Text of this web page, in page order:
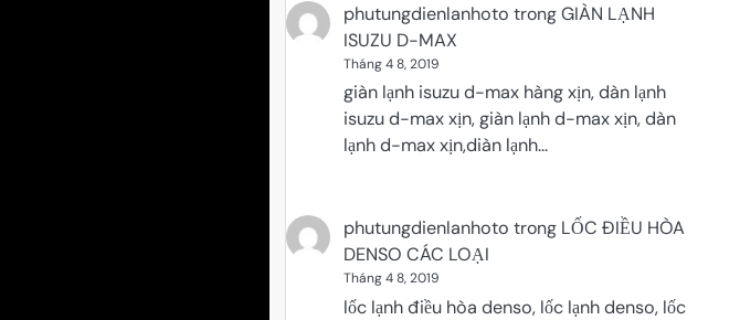
phutungdienlanhoto trongGIÀN LẠNH
ISUZU D-MAX
Tháng 4 8, 2019
giàn lạnh isuzu d-max hàng xịn, dàn lạnh
isuzu d-max xịn, giàn lạnh d-max xịn, dàn
lạnh d-max xịn,diàn lạnh…
phutungdienlanhoto trong LỐC ĐIỀU HÒA
DENSO CÁC LOẠI
Tháng 4 8, 2019
lốc lạnh điều hòa denso, lốc lạnh denso, lốc